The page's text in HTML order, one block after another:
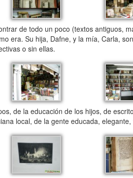
de todo un poco (textos antiguos,
era. Su hija, Dafne, y la mía, Carla,
o sin ellas.
de la educación de los hijos, de
local, de la gente educada,